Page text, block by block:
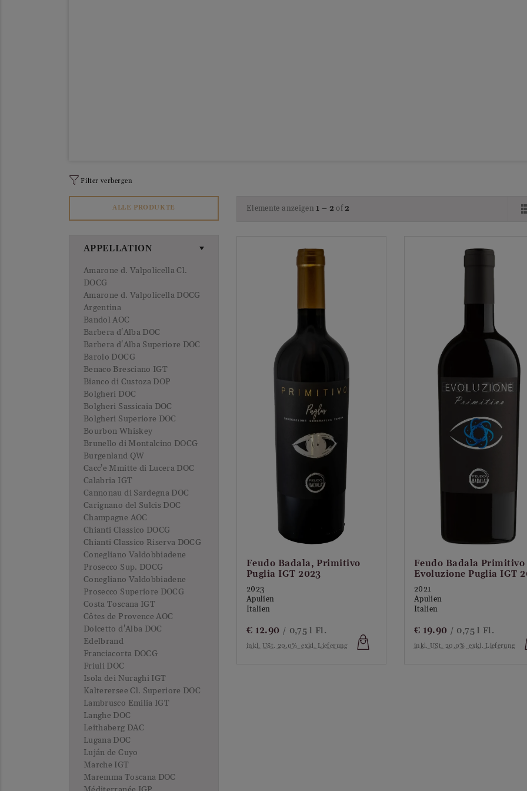
Filter verbergen
ALLE PRODUKTE
APPELLATION
Amarone d. Valpolicella Cl.
DOCG
Amarone d. Valpolicella DOCG
Argentina
Bandol AOC
Barbera d'Alba DOC
Barbera d'Alba Superiore DOC
Barolo DOCG
Benaco Bresciano IGT
Bianco di Custoza DOP
Bolgheri DOC
Bolgheri Sassicaia DOC
Bolgheri Superiore DOC
Bourbon Whiskey
Brunello di Montalcino DOCG
Burgenland QW
Cacc’e Mmitte di Lucera DOC
Calabria IGT
Cannonau di Sardegna DOC
Carignano del Sulcis DOC
Champagne AOC
Chianti Classico DOCG
Chianti Classico Riserva DOCG
Conegliano Valdobbiadene
Prosecco Sup. DOCG
Conegliano Valdobbiadene
Prosecco Superiore DOCG
Costa Toscana IGT
Côtes de Provence AOC
Dolcetto d'Alba DOC
Edelbrand
Franciacorta DOCG
Friuli DOC
Isola dei Nuraghi IGT
Kalterersee Cl. Superiore DOC
Lambrusco Emilia IGT
Langhe DOC
Leithaberg DAC
Lugana DOC
Luján de Cuyo
Marche IGT
Maremma Toscana DOC
Elemente anzeigen 1 – 2 of2
Feudo Badala, Primitivo
Puglia IGT 2023
2023
Apulien
Italien
€ 12.90 / 0,75 l Fl.
inkl. USt. 20.0% exkl. Lieferung
Feudo Badala Primitivo
Evoluzione Puglia IGT
2021
Apulien
Italien
€ 19.90 / 0,75 l Fl.
inkl. USt. 20.0% exkl. Lieferung